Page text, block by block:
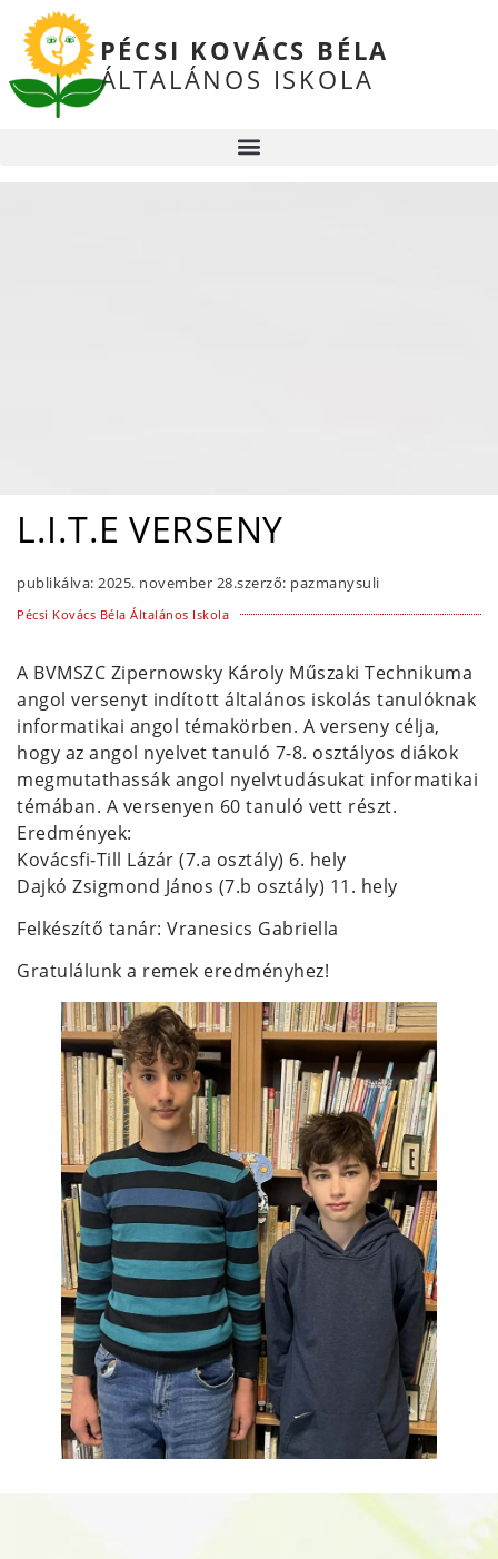
PÉCSI KOVÁCS BÉLA
ÁLTALÁNOS ISKOLA
L.I.T.E VERSENY
publikálva: 2025. november 28.szerző: pazmanysuli
Pécsi Kovács Béla Általános Iskola
A BVMSZC Zipernowsky Károly Műszaki Technikuma
angol versenyt indított általános iskolás tanulóknak
informatikai angol témakörben. A verseny célja,
hogy az angol nyelvet tanuló 7-8. osztályos diákok
megmutathassák angol nyelvtudásukat informatikai
témában. A versenyen 60 tanuló vett részt.
Eredmények:
Kovácsfi-Till Lázár (7.a osztály) 6. hely
Dajkó Zsigmond János (7.b osztály) 11. hely
Felkészítő tanár: Vranesics Gabriella
Gratulálunk a remek eredményhez!